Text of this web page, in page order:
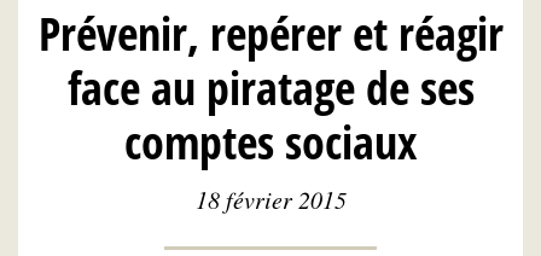
L
Prévenir, repérer et réagir
face au piratage de ses
comptes sociaux
18 février 2015